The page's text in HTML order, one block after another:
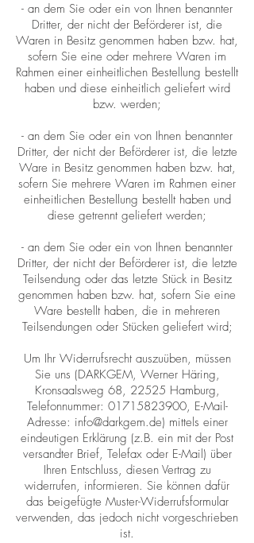
- an dem Sie oder ein von Ihnen benannter
Dritter, der nicht der Beförderer ist, die
Waren in Besitz genommen haben bzw. hat,
sofern Sie eine oder mehrere Waren im
Rahmen einer einheitlichen Bestellung bestellt
haben und diese einheitlich geliefert wird
bzw. werden;
- an dem Sie oder ein von Ihnen benannter
Dritter, der nicht der Beförderer ist, die letzte
Ware in Besitz genommen haben bzw. hat,
sofern Sie mehrere Waren im Rahmen einer
einheitlichen Bestellung bestellt haben und
diese getrennt geliefert werden;
- an dem Sie oder ein von Ihnen benannter
Dritter, der nicht der Beförderer ist, die letzte
Teilsendung oder das letzte Stück in Besitz
genommen haben bzw. hat, sofern Sie eine
Ware bestellt haben, die in mehreren
Teilsendungen oder Stücken geliefert wird;
Um Ihr Widerrufsrecht auszuüben, müssen
Sie uns (DARKGEM, Werner Häring,
Kronsaalsweg 68, 22525 Hamburg,
Telefonnummer: 01715823900, E-Mail-
Adresse: info@darkgem.de) mittels einer
eindeutigen Erklärung (z.B. ein mit der Post
versandter Brief, Telefax oder E-Mail) über
Ihren Entschluss, diesen Vertrag zu
widerrufen, informieren. Sie können dafür
das beigefügte Muster-Widerrufsformular
verwenden, das jedoch nicht vorgeschrieben
ist.